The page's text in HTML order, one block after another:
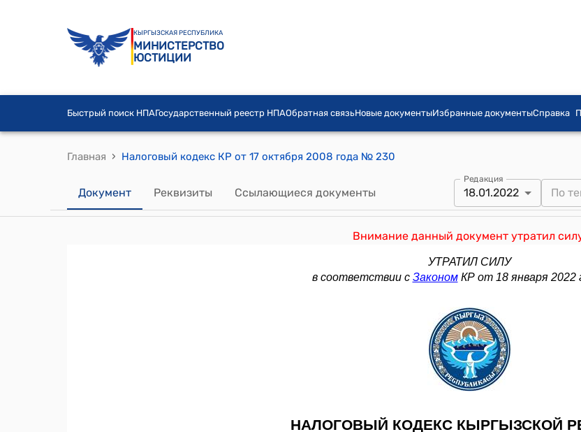
КЫРГЫЗСКАЯ РЕСПУБЛИКА
МИНИСТЕРСТВО
ЮСТИЦИИ
Быстрый поиск НПАГосударственный реестр НПАОбратная связьНовые документыИзбранные документыСправка
Главная › Налоговый кодекс КР от 17 октября 2008 года № 230
Документ Реквизиты Ссылающиеся документы
Редакция
18.01.2022
Внимание данный документ утратил